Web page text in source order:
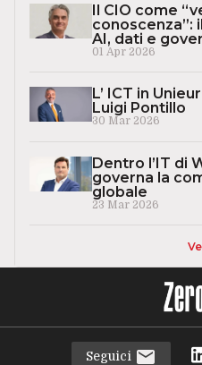
Il CIO come
conoscenza”:
AI, dati e
01 Apr 2026
L’ ICT in
Luigi Pontillo
30 Mar 2026
Dentro l’IT di
governa la
globale
23 Mar 2026
Seguici